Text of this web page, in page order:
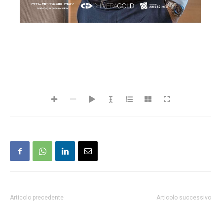
Articolo precedente Articolo successivo